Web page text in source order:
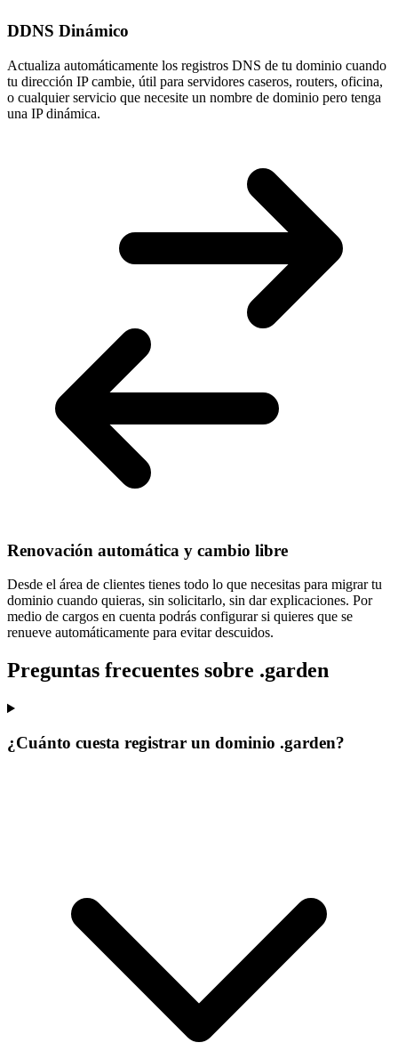
DDNS Dinámico
Actualiza automáticamente los registros DNS de tu dominio cuando
tu dirección IP cambie, útil para servidores caseros, routers, oficina,
o cualquier servicio que necesite un nombre de dominio pero tenga
una IP dinámica.
Renovación automática y cambio libre
Desde el área de clientes tienes todo lo que necesitas para migrar tu
dominio cuando quieras, sin solicitarlo, sin dar explicaciones. Por
medio de cargos en cuenta podrás configurar si quieres que se
renueve automáticamente para evitar descuidos.
Preguntas frecuentes sobre .garden
¿Cuánto cuesta registrar un dominio .garden?